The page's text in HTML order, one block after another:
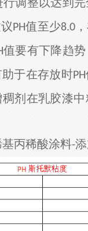
行调整以达到
PH值至少8.0
值要有下降趋
于在存放时PH
剂在乳胶漆中
丙稀酸涂料-